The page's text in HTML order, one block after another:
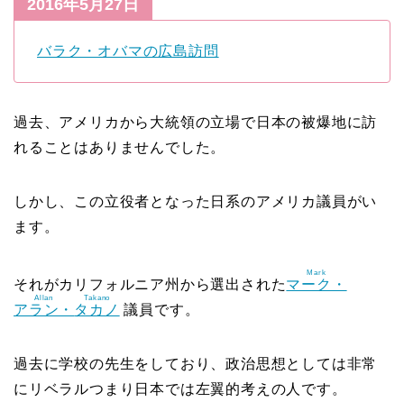
2016年5月27日
バラク・オバマの広島訪問
過去、アメリカから大統領の立場で日本の被爆地に訪
れることはありませんでした。
しかし、この立役者となった日系のアメリカ議員がい
ます。
それがカリフォルニア州から選出されたマーク・
Mark
アラン・
Allan
タカノ
Takano
議員です。
過去に学校の先生をしており、政治思想としては非常
にリベラルつまり日本では左翼的考えの人です。